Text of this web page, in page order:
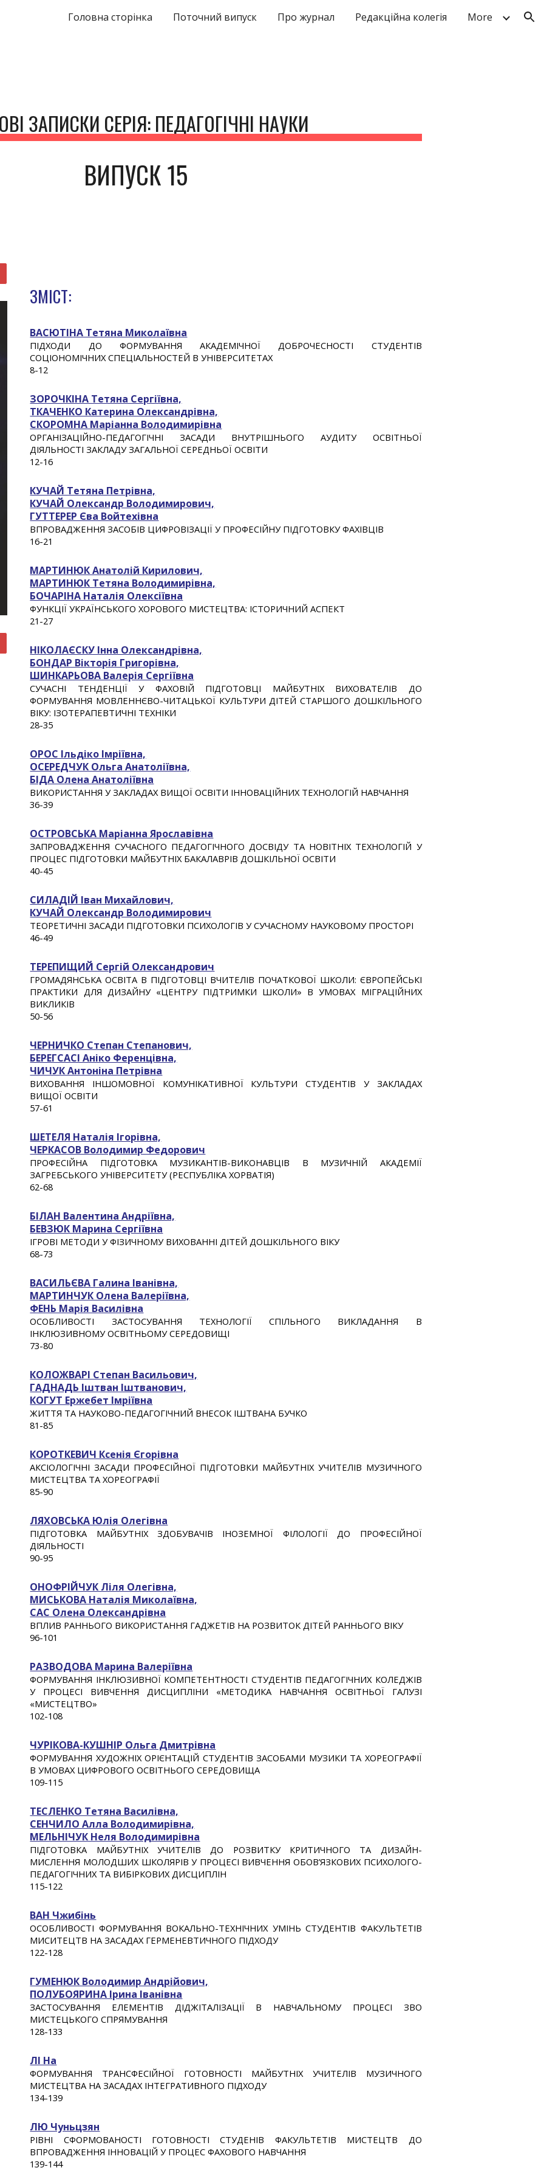
to main content Skip to navigation
Головна сторінка Поточний випуск Про журнал Редакційна колегія More
ЗАПИСКИ СЕРІЯ: ПЕДАГОГІЧНІ НАУКИ
ВИПУСК 15
ЗМІСТ:
ВАСЮТІНА Тетяна Миколаївна
ПІДХОДИ ДО ФОРМУВАННЯ АКАДЕМІЧНОЇ ДОБРОЧЕСНОСТІ СТУДЕНТІВ
СОЦІОНОМІЧНИХ СПЕЦІАЛЬНОСТЕЙ В УНІВЕРСИТЕТАХ
8-1 2
ЗОРОЧКІНА Тетяна Сергіївна,
ТКАЧЕНКО Катерина Олександрівна,
СКОРОМНА Маріанна Володимирівна
ОРГАНІЗАЦІЙНО-ПЕДАГОГІЧНІ ЗАСАДИ ВНУТРІШНЬОГО АУДИТУ ОСВІТНЬОЇ
ДІЯЛЬНОСТІ ЗАКЛАДУ ЗАГАЛЬНОЇ СЕРЕДНЬОЇ ОСВІТИ
12-16
КУЧАЙ Тетяна Петрівна,
КУЧАЙ Олександр Володимирович,
ГУТТЕРЕР Єва Войтехівна
ВПРОВАДЖЕННЯ ЗАСОБІВ ЦИФРОВІЗАЦІЇ У ПРОФЕСІЙНУ ПІДГОТОВКУ ФАХІВЦІВ
16-21
МАРТИНЮК Анатолій Кирилович,
МАРТИНЮК Тетяна Володимирівна,
БОЧАРІНА Наталія Олексіївна
ФУНКЦІЇ УКРАЇНСЬКОГО ХОРОВОГО МИСТЕЦТВА: ІСТОРИЧНИЙ АСПЕКТ
21-27
НІКОЛАЄСКУ Інна Олександрівна,
БОНДАР Вікторія Григорівна,
ШИНКАРЬОВА Валерія Сергіївна
СУЧАСНІ ТЕНДЕНЦІЇ У ФАХОВІЙ ПІДГОТОВЦІ МАЙБУТНІХ ВИХОВАТЕЛІВ ДО
ФОРМУВАННЯ МОВЛЕННЄВО-ЧИТАЦЬКОЇ КУЛЬТУРИ ДІТЕЙ СТАРШОГО ДОШКІЛЬНОГО
ВІКУ: ІЗОТЕРАПЕВТИЧНІ ТЕХНІКИ
28-35
ОРОС Ільдіко Імріївна,
ОСЕРЕДЧУК Ольга Анатоліївна,
БІДА Олена Анатоліївна
ВИКОРИСТАННЯ У ЗАКЛАДАХ ВИЩОЇ ОСВІТИ ІННОВАЦІЙНИХ ТЕХНОЛОГІЙ НАВЧАННЯ
36-39
ОСТРОВСЬКА Маріанна Ярославівна
ЗАПРОВАДЖЕННЯ СУЧАСНОГО ПЕДАГОГІЧНОГО ДОСВІДУ ТА НОВІТНІХ ТЕХНОЛОГІЙ У
ПРОЦЕС ПІДГОТОВКИ МАЙБУТНІХ БАКАЛАВРІВ ДОШКІЛЬНОЇ ОСВІТИ
40-45
СИЛАДІЙ Іван Михайлович,
КУЧАЙ Олександр Володимирович
ТЕОРЕТИЧНІ ЗАСАДИ ПІДГОТОВКИ ПСИХОЛОГІВ У СУЧАСНОМУ НАУКОВОМУ ПРОСТОРІ
46-49
ТЕРЕПИЩИЙ Сергій Олександрович
ГРОМАДЯНСЬКА ОСВІТА В ПІДГОТОВЦІ ВЧИТЕЛІВ ПОЧАТКОВОЇ ШКОЛИ: ЄВРОПЕЙСЬКІ
ПРАКТИКИ ДЛЯ ДИЗАЙНУ «ЦЕНТРУ ПІДТРИМКИ ШКОЛИ» В УМОВАХ МІГРАЦІЙНИХ
ВИКЛИКІВ
50-56
ЧЕРНИЧКО Степан Степанович,
БЕРЕГСАСІ Аніко Ференцівна,
ЧИЧУК Антоніна Петрівна
ВИХОВАННЯ ІНШОМОВНОЇ КОМУНІКАТИВНОЇ КУЛЬТУРИ СТУДЕНТІВ У ЗАКЛАДАХ
ВИЩОЇ ОСВІТИ
57-61
ШЕТЕЛЯ Наталія Ігорівна,
ЧЕРКАСОВ Володимир Федорович
ПРОФЕСІЙНА ПІДГОТОВКА МУЗИКАНТІВ-ВИКОНАВЦІВ В МУЗИЧНІЙ АКАДЕМІЇ
ЗАГРЕБСЬКОГО УНІВЕРСИТЕТУ (РЕСПУБЛІКА ХОРВАТІЯ)
62-68
БІЛАН Валентина Андріївна,
БЕВЗЮК Марина Сергіївна
ІГРОВІ МЕТОДИ У ФІЗИЧНОМУ ВИХОВАННІ ДІТЕЙ ДОШКІЛЬНОГО ВІКУ
68-73
ВАСИЛЬЄВА Галина Іванівна,
МАРТИНЧУК Олена Валеріївна,
ФЕНЬ Марія Василівна
ОСОБЛИВОСТІ ЗАСТОСУВАННЯ ТЕХНОЛОГІЇ СПІЛЬНОГО ВИКЛАДАННЯ В
ІНКЛЮЗИВНОМУ ОСВІТНЬОМУ СЕРЕДОВИЩІ
73-80
КОЛОЖВАРІ Cтeпан Васильович,
ГАДНАДЬ Іштван Іштванович,
КОГУТ Ержебет Імріївна
ЖИТТЯ ТА НАУКОВО-ПЕДАГОГІЧНИЙ ВНЕСОК ІШТВАНА БУЧКО
81 -85
КОРОТКЕВИЧ Ксенія Єгорівна
АКСІОЛОГІЧНІ ЗAСАДИ ПРОФЕСІЙНОЇ ПІДГОТОВКИ МАЙБУТНІХ УЧИТЕЛІВ МУЗИЧНОГО
МИСТЕЦТВА ТА ХОРЕОГРАФІЇ
85-90
ЛЯХОВСЬКА Юлія Олегівна
ПІДГОТОВКА МАЙБУТНІХ ЗДОБУВАЧІВ ІНОЗЕМНОЇ ФІЛОЛОГІЇ ДО ПРОФЕСІЙНОЇ
ДІЯЛЬНОСТІ
90-95
ОНОФРІЙЧУК Ліля Олегівна,
МИСЬКОВА Наталія Миколаївна,
САС Олена Олександрівна
ВПЛИВ РАННЬОГО ВИКОРИСТАННЯ ГАДЖЕТІВ НА РОЗВИТОК ДІТЕЙ РАННЬОГО ВІКУ
96-101
РАЗВОДОВА Марина Валеріївна
ФОРМУВАННЯ ІНКЛЮЗИВНОЇ КОМПЕТЕНТНОСТІ СТУДЕНТІВ ПЕДАГОГІЧНИХ КОЛЕДЖІВ
У ПРОЦЕСІ ВИВЧЕННЯ ДИСЦИПЛІНИ «МЕТОДИКА НАВЧАННЯ ОСВІТНЬОЇ ГАЛУЗІ
«МИСТЕЦТВО»
102-108
ЧУРІКОВА-КУШНІР Ольга Дмитрівна
ФОРМУВАННЯ ХУДОЖНІХ ОРІЄНТАЦІЙ СТУДЕНТІВ ЗАСОБАМИ МУЗИКИ ТА ХОРЕОГРАФІЇ
В УМОВАХ ЦИФРОВОГО ОСВІТНЬОГО СЕРЕДОВИЩА
109-1 15
ТЕСЛЕНКО Тетяна Василівна,
СЕНЧИЛО Алла Володимирівна,
МЕЛЬНІЧУК Неля Володимирівна
ПІДГОТОВКА МАЙБУТНІХ УЧИТЕЛІВ ДО РОЗВИТКУ КРИТИЧНОГО ТА ДИЗАЙН-
МИСЛЕННЯ МОЛОДШИХ ШКОЛЯРІВ У ПРОЦЕСІ ВИВЧЕННЯ ОБОВ’ЯЗКОВИХ ПСИХОЛОГО-
ПЕДАГОГІЧНИХ ТА ВИБІРКОВИХ ДИСЦИПЛІН
1 15-1 22
ВАН Чжибінь
ОСОБЛИВОСТІ ФОРМУВАННЯ ВОКАЛЬНО-ТЕХНІЧНИХ УМІНЬ СТУДЕНТІВ ФАКУЛЬТЕТІВ
МИСИТЕЦТВ НА ЗАСАДАХ ГЕРМЕНЕВТИЧНОГО ПІДХОДУ
1 22-128
ГУМЕНЮК Володимир Андрійович,
ПОЛУБОЯРИНА Ірина Іванівна
ЗАСТОСУВАННЯ ЕЛЕМЕНТІВ ДІДЖІТАЛІЗАЦІЇ В НАВЧАЛЬНОМУ ПРОЦЕСІ ЗВО
МИСТЕЦЬКОГО СПРЯМУВАННЯ
128-133
ЛІ На
ФОРМУВАННЯ ТРАНСФЕСІЙНОЇ ГОТОВНОСТІ МАЙБУТНІХ УЧИТЕЛІВ МУЗИЧНОГО
МИСТЕЦТВА НА ЗАСАДАХ ІНТЕГРАТИВНОГО ПІДХОДУ
134-139
ЛЮ Чуньцзян
РІВНІ СФОРМОВАНОСТІ ГОТОВНОСТІ СТУДЕНІВ ФАКУЛЬТЕТІВ МИСТЕЦТВ ДО
ВПРОВАДЖЕННЯ ІННОВАЦІЙ У ПРОЦЕС ФАХОВОГО НАВЧАННЯ
139-1 44